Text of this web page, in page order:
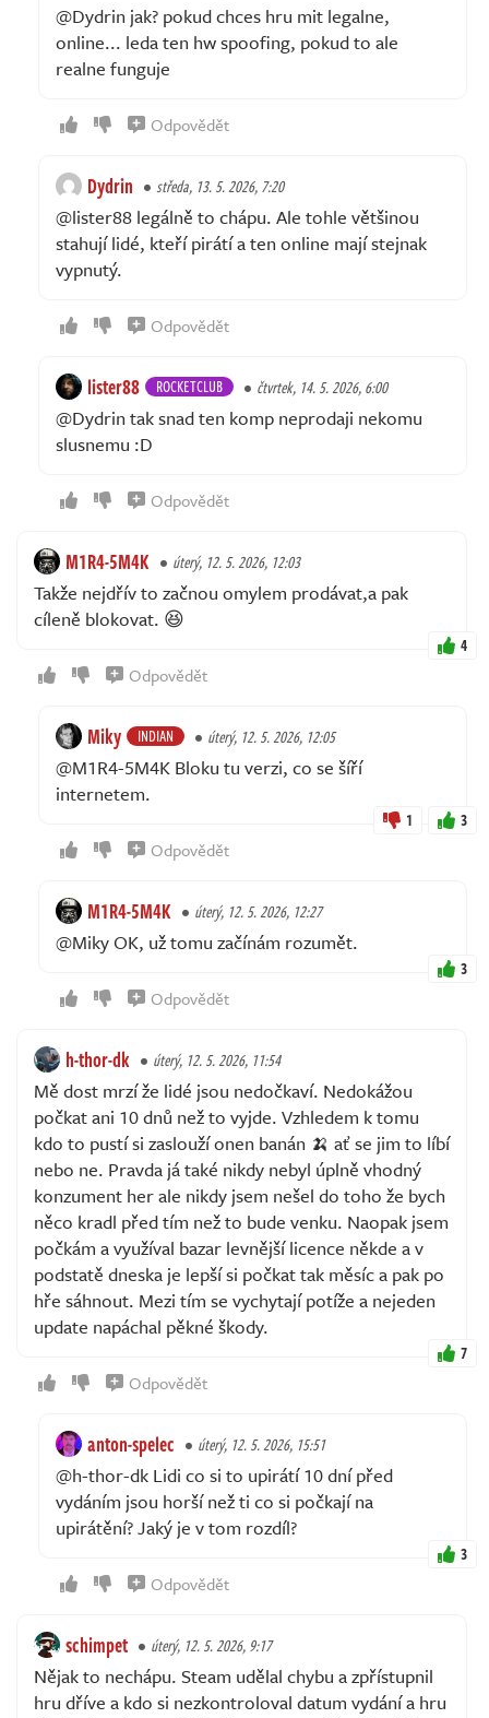
@Dydrin jak? pokud chces hru mit legalne,
online... leda ten hw spoofing, pokud to ale
realne funguje
Odpovědět
Dydrin středa, 13. 5. 2026, 7:20
@lister88 legálně to chápu. Ale tohle většinou
stahují lidé, kteří pirátí a ten online mají stejnak
vypnutý.
Odpovědět
lister88 ROCKETCLUB čtvrtek, 14. 5. 2026, 6:00
@Dydrin tak snad ten komp neprodaji nekomu
slusnemu :D
Odpovědět
M1R4-5M4K úterý, 12. 5. 2026, 12:03
Takže nejdřív to začnou omylem prodávat,a pak
cíleně blokovat. 😆
4
Odpovědět
Miky INDIAN úterý, 12. 5. 2026, 12:05
@M1R4-5M4K Bloku tu verzi, co se šíří
internetem.
1 3
Odpovědět
M1R4-5M4K úterý, 12. 5. 2026, 12:27
@Miky OK, už tomu začínám rozumět.
3
Odpovědět
h-thor-dk úterý, 12. 5. 2026, 11:54
Mě dost mrzí že lidé jsou nedočkaví. Nedokážou
počkat ani 10 dnů než to vyjde. Vzhledem k tomu
kdo to pustí si zaslouží onen banán 🍌 ať se jim to líbí
nebo ne. Pravda já také nikdy nebyl úplně vhodný
konzument her ale nikdy jsem nešel do toho že bych
něco kradl před tím než to bude venku. Naopak jsem
počkám a využíval bazar levnější licence někde a v
podstatě dneska je lepší si počkat tak měsíc a pak po
hře sáhnout. Mezi tím se vychytají potíže a nejeden
update napáchal pěkné škody.
7
Odpovědět
anton-spelec úterý, 12. 5. 2026, 15:51
@h-thor-dk Lidi co si to upirátí 10 dní před
vydáním jsou horší než ti co si počkají na
upirátění? Jaký je v tom rozdíl?
3
Odpovědět
schimpet úterý, 12. 5. 2026, 9:17
Nějak to nechápu. Steam udělal chybu a zpřístupnil
hru dříve a kdo si nezkontroloval datum vydání a hru